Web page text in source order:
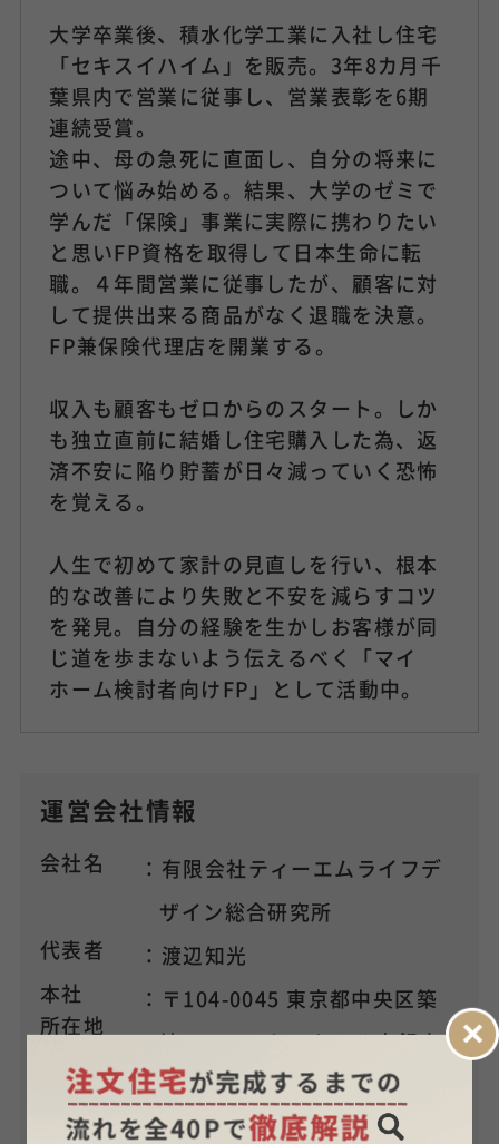
大学卒業後、積水化学工業に入社し住宅
「セキスイハイム」を販売。3年8カ月千
葉県内で営業に従事し、営業表彰を6期
連続受賞。
途中、母の急死に直面し、自分の将来に
ついて悩み始める。結果、大学のゼミで
学んだ「保険」事業に実際に携わりたい
と思いFP資格を取得して日本生命に転
職。４年間営業に従事したが、顧客に対
して提供出来る商品がなく退職を決意。
FP兼保険代理店を開業する。
収入も顧客もゼロからのスタート。しか
も独立直前に結婚し住宅購入した為、返
済不安に陥り貯蓄が日々減っていく恐怖
を覚える。
人生で初めて家計の見直しを行い、根本
的な改善により失敗と不安を減らすコツ
を発見。自分の経験を生かしお客様が同
じ道を歩まないよう伝えるべく「マイ
ホーム検討者向けFP」として活動中。
運営会社情報
会社名
：有限会社ティーエムライフデ
ザイン総合研究所
代表者
：渡辺知光
本社
所在地
：〒104-0045 東京都中央区築
地2-15-15 セントラル東銀座1
002
アクセス ：地下鉄日比谷線築地駅より徒